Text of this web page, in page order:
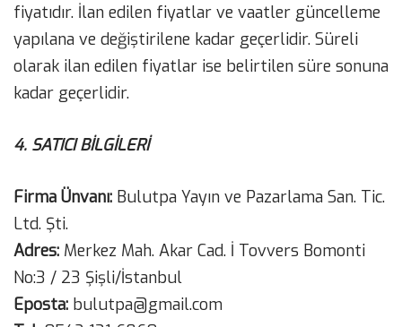
fiyatıdır. İlan edilen fiyatlar ve vaatler güncelleme
yapılana ve değiştirilene kadar geçerlidir. Süreli
olarak ilan edilen fiyatlar ise belirtilen süre sonuna
kadar geçerlidir.
4. SATICI BİLGİLERİ
Firma Ünvanı: Bulutpa Yayın ve Pazarlama San. Tic.
Ltd. Şti.
Adres: Merkez Mah. Akar Cad. İ Tovvers Bomonti
No:3 / 23 Şişli/İstanbul
Eposta: bulutpa@gmail.com